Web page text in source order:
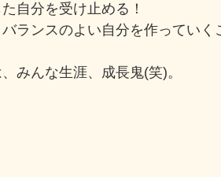
自分を受け止める！
ランスのよい自分を作っていく
みんな生涯、成長鬼(笑)。